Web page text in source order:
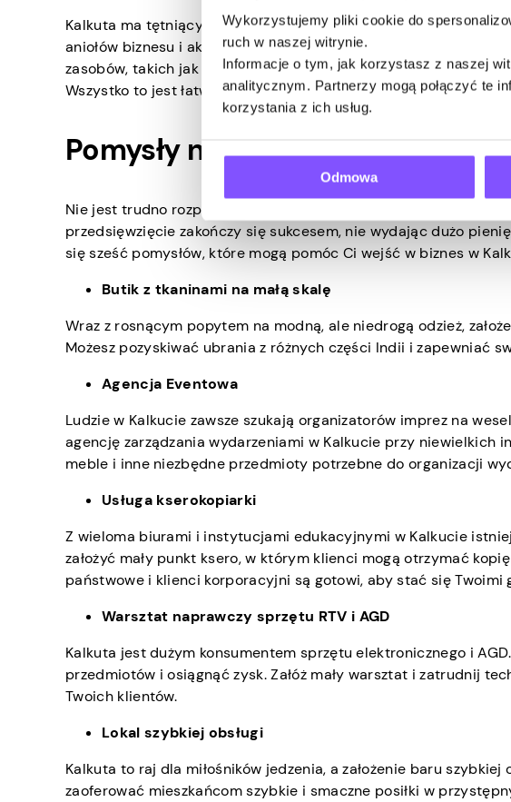
Wykorzystujemy pliki cookie do
ruch w naszej witrynie.
Informacje o tym, jak korzystasz z naszej
analitycznym. Partnerzy mogą połączyć te
korzystania z ich usług.
Odmowa
Kalkuta ma tętniący życiem ekosystem startupów i mnóstwo
aniołów biznesu i akceleratorów, którzy mogą pomóc Ci ruszyć
zasobów, takich jak przestrzenie coworkingowe, inkubatory,
Wszystko to jest łatwo dostępne i ułatwia firmom
Pomysły na mały biznes w
Nie jest trudno rozpocząć działalność gospodarczą w Kalkucie
przedsięwzięcie zakończy się sukcesem, nie wydając dużo
się sześć pomysłów, które mogą pomóc Ci wejść w biznes w
Butik z tkaninami na małą skalę
Wraz z rosnącym popytem na modną, ale niedrogą odzież,
Możesz pozyskiwać ubrania z różnych części Indii i zapewniać
Agencja Eventowa
Ludzie w Kalkucie zawsze szukają organizatorów imprez na
agencję zarządzania wydarzeniami w Kalkucie przy niewielkich
meble i inne niezbędne przedmioty potrzebne do organizacji
Usługa kserokopiarki
Z wieloma biurami i instytucjami edukacyjnymi w Kalkucie
założyć mały punkt ksero, w którym klienci mogą otrzymać
państwowe i klienci korporacyjni są gotowi, aby stać się Twoimi
Warsztat naprawczy sprzętu RTV i AGD
Kalkuta jest dużym konsumentem sprzętu elektronicznego i
przedmiotów i osiągnąć zysk. Załóż mały warsztat i zatrudnij
Twoich klientów.
Lokal szybkiej obsługi
Kalkuta to raj dla miłośników jedzenia, a założenie baru
zaoferować mieszkańcom szybkie i smaczne posiłki w